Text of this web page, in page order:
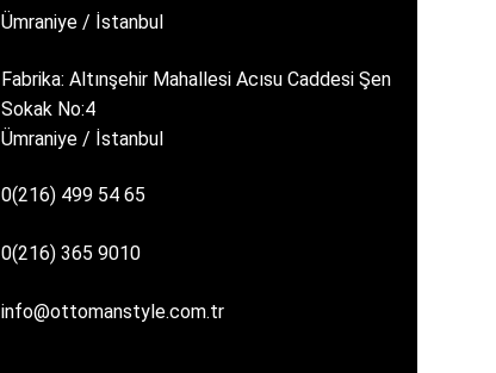
Ümraniye / İstanbul
Fabrika: Altınşehir Mahallesi Acısu Caddesi Şen
Sokak No:4
Ümraniye / İstanbul
0(216) 499 54 65
0(216) 365 9010
info@ottomanstyle.com.tr